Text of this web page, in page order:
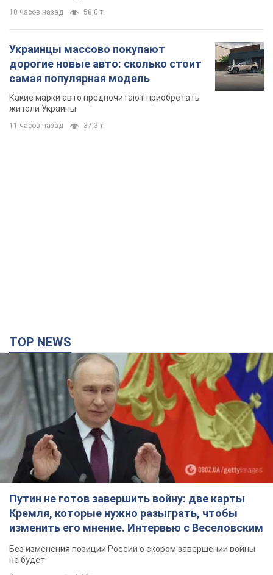
Путин не готов завершить войну: две карты
Кремля, которые нужно разыграть, чтобы
изменить его мнение. Интервью с Веселовским
Без изменения позиции России о скором завершении войны
не будет
2 часа назад 17,6 т.
Дроны атаковали НПЗ в Нижнекамске: после
взрывов был виден дым. Видео
Местные жители активно публиковали фото и видео
2 часа назад